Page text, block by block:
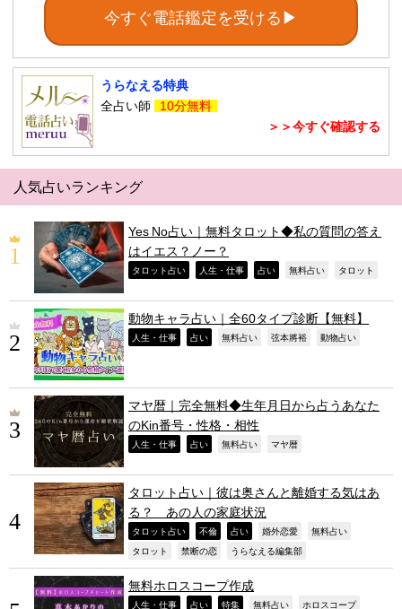
今すぐ電話鑑定を受ける▶
うらなえる特典
全占い師
10分無料
＞＞今すぐ確認する
人気占いランキング
Yes No占い｜無料タロット◆私の質問の答え
はイエス？ノー？
タロット占い 人生・仕事 占い 無料占い タロット
動物キャラ占い｜全60タイプ診断【無料】
人生・仕事 占い 無料占い 弦本將裕 動物占い
マヤ暦｜完全無料◆生年月日から占うあなた
のKin番号・性格・相性
人生・仕事 占い 無料占い マヤ暦
タロット占い｜彼は奥さんと離婚する気はあ
る？ あの人の家庭状況
タロット占い 不倫 占い 婚外恋愛 無料占い
タロット 禁断の恋 うらなえる編集部
無料ホロスコープ作成
人生・仕事 占い 特集 無料占い ホロスコープ